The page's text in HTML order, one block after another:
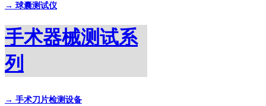
→ 球囊测试仪
手术器械测试系
列
→ 手术刀片检测设备